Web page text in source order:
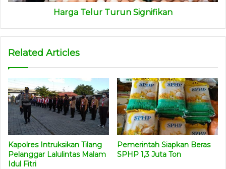
persetujuan di Komisi V, karena kami masih melakukan
revisi anggaran bersama Unor terkait dan Kemenkeu yang
diberikan tenggat waktu 15 April 2026,” terangnya.
Harga Telur Turun Signifikan
Related Articles
Kapolres Intruksikan Tilang
Pelanggar Lalulintas Malam
Idul Fitri
Pemerintah Siapkan Beras
SPHP 1,3 Juta Ton